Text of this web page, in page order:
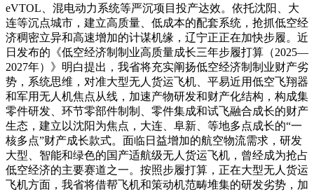
eVTOL、混电动力系统等严沉项目投产达效。依托沈阳、大
连等沉点城市，建立高质量、低成本的配套系统，抢抓低空经
济稠密立异和高速增加的计谋机缘，辽宁正正在加快步履。近
日发布的《低空经济制制业高质量成长三年步履打算（2025—
2027年）》明白提出，我省将充实阐扬低空经济制制业财产劣
势，系统思维，对准大型无人货运飞机、平易近用低空飞翔器
和军用无人机焦点从线，加速产物研发和财产化结构，构成集
零件研发、环节零部件制制、零件集成和试飞融合成长的财产
生态，建立以沈阳为焦点，大连、阜新、等地多点成长的“一
核多点”财产成长款式。面临日益增加的航空物流需求，研发
大型、智能和绿色的国产适航级无人货运飞机，曾经成为抢占
低空经济的主要赛道之一。按照步履打算，正在大型无人货运
飞机方面，我省将借帮飞机和策动机范畴堆集的研发劣势，加